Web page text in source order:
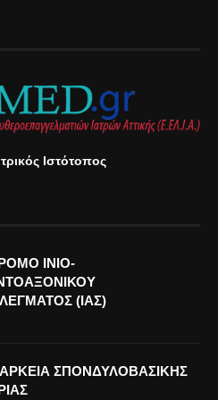
Ιστότοπος
ΙΝΙΟ-
(ΙΑΣ)
ΣΠΟΝΔΥΛΟΒΑΣΙΚΗΣ